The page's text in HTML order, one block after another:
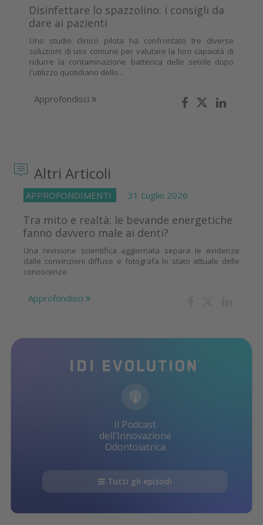
Disinfettare lo spazzolino: i consigli da
dare ai pazienti
Uno studio clinico pilota ha confrontato tre diverse
soluzioni di uso comune per valutare la loro capacità di
ridurre la contaminazione batterica delle setole dopo
l'utilizzo quotidiano dello...
Approfondisci
Altri Articoli
APPROFONDIMENTI 31 Luglio 2026
Tra mito e realtà: le bevande energetiche
fanno davvero male ai denti?
Una revisione scientifica aggiornata separa le evidenze
dalle convinzioni diffuse e fotografa lo stato attuale delle
conoscenze
Approfondisci
Il Podcast
dell'Innovazione
Odontoiatrica
Tutti gli episodi